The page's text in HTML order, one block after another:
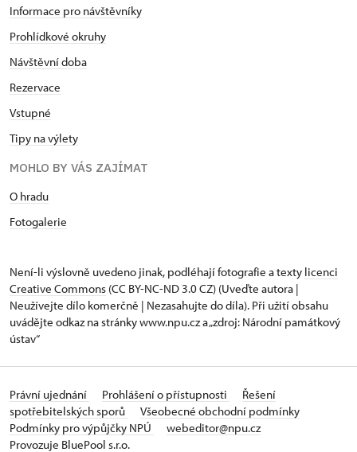
Informace pro návštěvníky
Prohlídkové okruhy
Návštěvní doba
Rezervace
Vstupné
Tipy na výlety
MOHLO BY VÁS ZAJÍMAT
O hradu
Fotogalerie
Není-li výslovně uvedeno jinak, podléhají fotografie a texty licenci
Creative Commons (CC BY-NC-ND 3.0 CZ) (Uveďte autora |
Neužívejte dílo komerčně | Nezasahujte do díla). Při užití obsahu
uvádějte odkaz na stránky www.npu.cz a „zdroj: Národní památkový
ústav“
Právní ujednání Prohlášení o přístupnosti
Řešení
spotřebitelských sporů
Všeobecné obchodní podmínky
Podmínky pro výpůjčky NPÚ
webeditor@npu.cz
Provozuje BluePool s.r.o.